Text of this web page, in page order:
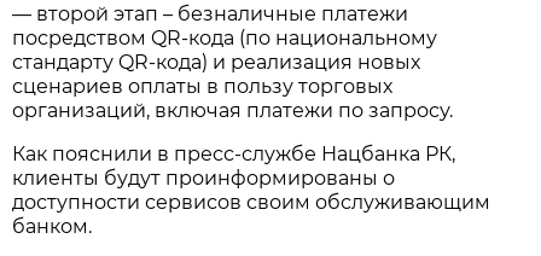
— второй этап – безналичные платежи
посредством QR-кода (по национальному
стандарту QR-кода) и реализация новых
сценариев оплаты в пользу торговых
организаций, включая платежи по запросу.
Как пояснили в пресс-службе Нацбанка РК,
клиенты будут проинформированы о
доступности сервисов своим обслуживающим
банком.